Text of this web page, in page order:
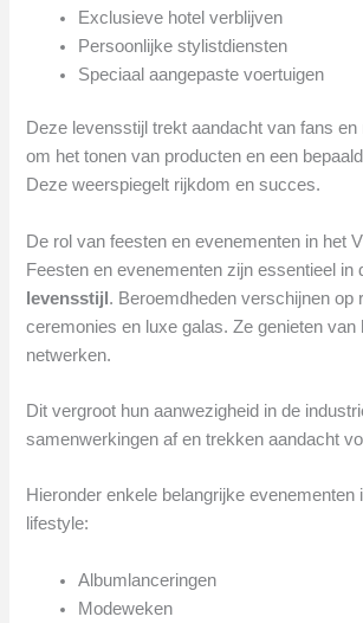
Exclusieve hotel verblijven
Persoonlijke stylistdiensten
Speciaal aangepaste voertuigen
Deze levensstijl trekt aandacht van fans en
om het tonen van producten en een
Deze weerspiegelt rijkdom en succes.
De rol van feesten en evenementen in het
Feesten en evenementen zijn essentieel in
levensstijl . Beroemdheden verschijnen op
ceremonies en luxe galas. Ze genieten van
netwerken.
Dit vergroot hun aanwezigheid in de
samenwerkingen af en trekken aandacht
Hieronder enkele belangrijke evenementen
lifestyle:
Albumlanceringen
Modeweken